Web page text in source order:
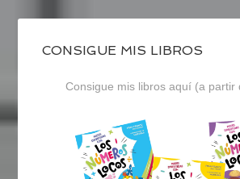
CONSIGUE MIS LIBROS
Consigue mis libros aquí (a partir